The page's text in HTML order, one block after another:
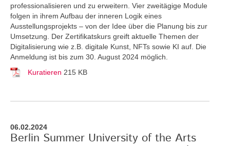
professionalisieren und zu erweitern. Vier zweitägige Module
folgen in ihrem Aufbau der inneren Logik eines
Ausstellungsprojekts – von der Idee über die Planung bis zur
Umsetzung. Der Zertifikatskurs greift aktuelle Themen der
Digitalisierung wie z.B. digitale Kunst, NFTs sowie KI auf. Die
Anmeldung ist bis zum 30. August 2024 möglich.
Kuratieren 215 KB
06.02.2024
Berlin Summer University of the Arts